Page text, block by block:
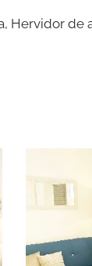
Hervidor de